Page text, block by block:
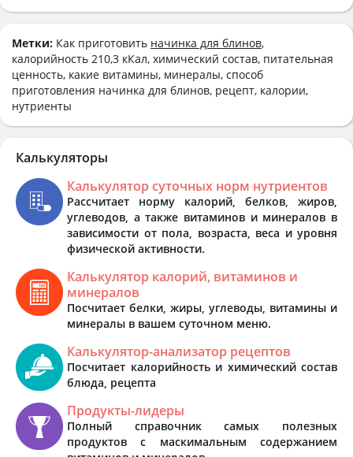
Метки: Как приготовить начинка для блинов,
калорийность 210,3 кКал, химический состав, питательная
ценность, какие витамины, минералы, способ
приготовления начинка для блинов, рецепт, калории,
нутриенты
Калькуляторы
Калькулятор суточных норм нутриентов
Рассчитает норму калорий, белков, жиров,
углеводов, а также витаминов и минералов в
зависимости от пола, возраста, веса и уровня
физической активности.
Калькулятор калорий, витаминов и
минералов
Посчитает белки, жиры, углеводы, витамины и
минералы в вашем суточном меню.
Калькулятор-анализатор рецептов
Посчитает калорийность и химический состав
блюда, рецепта
Продукты-лидеры
Полный справочник самых полезных
продуктов с маскимальным содержанием